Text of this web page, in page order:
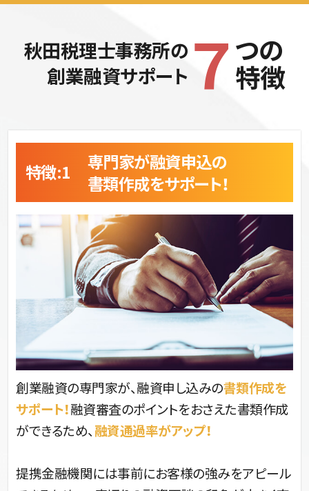
秋田税理士事務所の
創業融資サポート ７ つの
特徴
特徴:1
専門家が融資申込の
書類作成をサポート！
創業融資の専門家が、融資申し込みの書類作成を
サポート！融資審査のポイントをおさえた書類作成
ができるため、融資通過率がアップ！
提携金融機関には事前にお客様の強みをアピール